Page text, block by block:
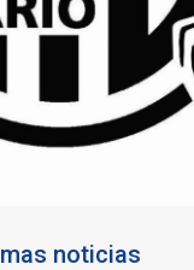
noticias